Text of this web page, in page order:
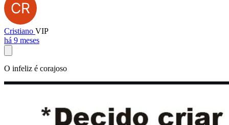
Cristiano VIP
há 9 meses
O infeliz é corajoso